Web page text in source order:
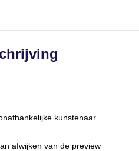
kunstenaar
afwijken van de preview